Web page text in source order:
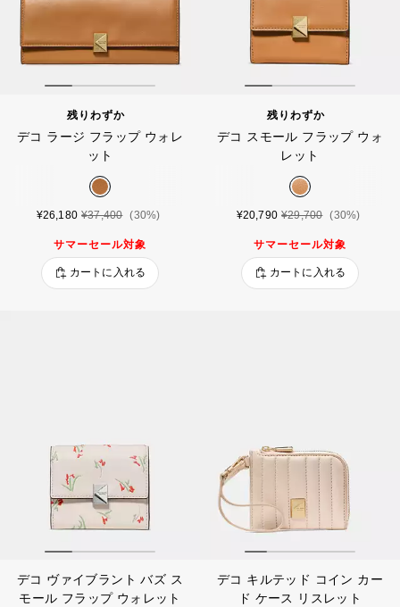
残りわずか
デコ ラージ フラップ ウォレ
ット
¥26,180 ¥37,400 (30%)
サマーセール対象
カートに入れる
残りわずか
デコ スモール フラップ ウォ
レット
¥20,790 ¥29,700 (30%)
サマーセール対象
カートに入れる
デコ ヴァイブラント バズ ス
モール フラップ ウォレット
デコ キルテッド コイン カー
ド ケース リスレット